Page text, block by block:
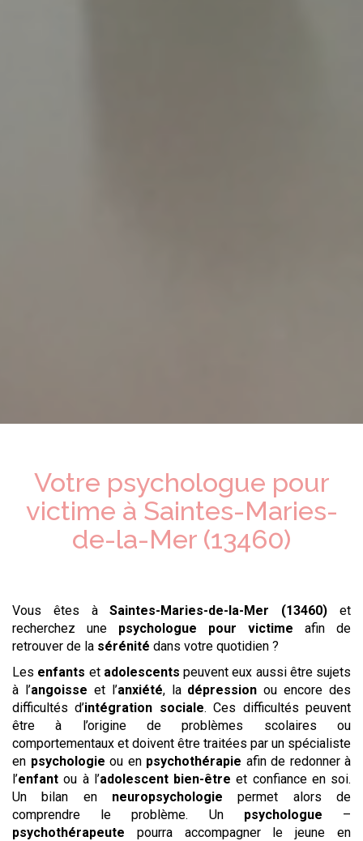
Votre psychologue pour
victime à Saintes-Maries-
de-la-Mer (13460)
Vous êtes àSaintes-Maries-de-la-Mer (13460) et
recherchez une psychologue pour victime
afin de
retrouver de la sérénité dans votre quotidien ?
Les enfants et adolescents peuvent eux aussi être sujets
à l’angoisse et l’anxiété, la dépression ou encore des
difficultés d’intégration sociale. Ces difficultés peuvent
être à l’origine de problèmes scolaires ou
comportementaux et doivent être traitées par un spécialiste
en psychologie ou en psychothérapie afin de redonner à
l’enfant ou à l’adolescent bien-être et confiance en soi.
Un bilan en neuropsychologie permet alors de
comprendre le problème. Un psychologue –
psychothérapeute pourra accompagner le jeune en